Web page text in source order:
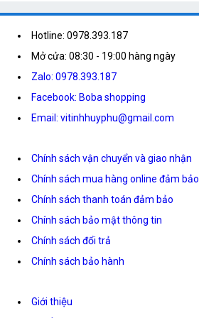
Hotline: 0978.393.187
Mở cửa: 08:30 - 19:00 hàng ngày
Zalo: 0978.393.187
Facebook: Boba shopping
Email: vitinhhuyphu@gmail.com
Chính sách vận chuyển và giao nhận
Chính sách mua hàng online đảm bảo
Chính sách thanh toán đảm bảo
Chính sách bảo mật thông tin
Chính sách đổi trả
Chính sách bảo hành
Giới thiệu